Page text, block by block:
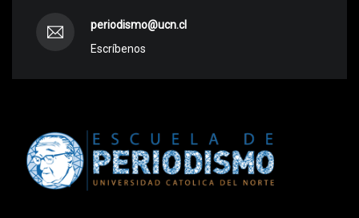
periodismo@ucn.cl
Escríbenos